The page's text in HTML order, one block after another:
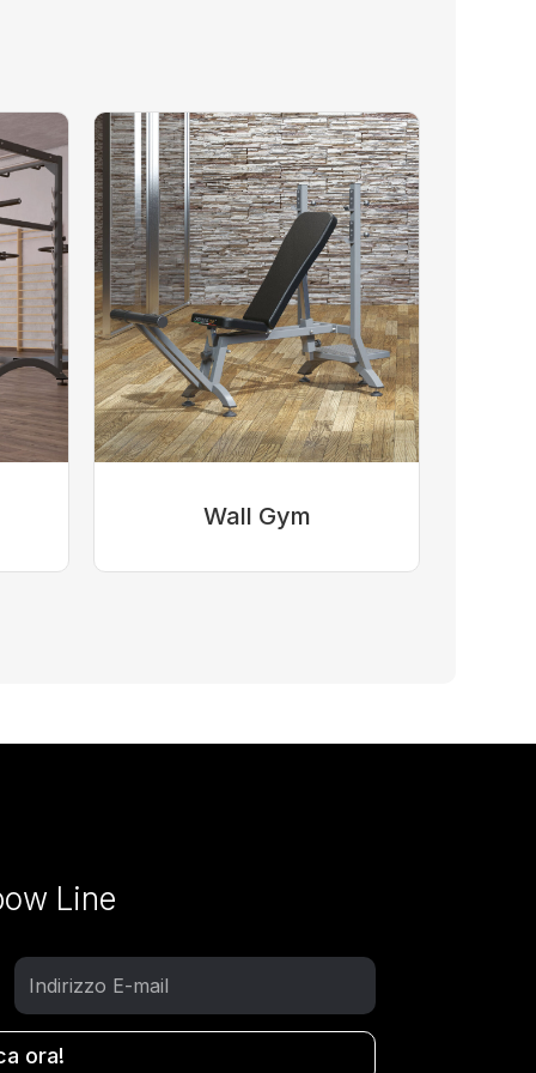
Wall Gym
Line
ora!